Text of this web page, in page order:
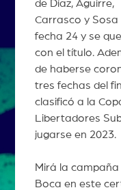
de Díaz, Aguirre,
Carrasco y Sosa
fecha 24 y se
con el título.
de haberse
tres fechas del
clasificó a la
Libertadores
jugarse en 2023.
Mirá la campaña
Boca en este